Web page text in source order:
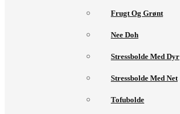
Frugt Og Grønt
Nee Doh
Stressbolde Med Dyr
Stressbolde Med Net
Tofubolde